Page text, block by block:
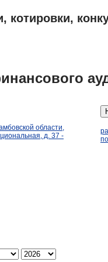
котировки,
области,
д. 37 -